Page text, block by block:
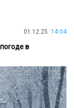
01.12.25 14:04
в